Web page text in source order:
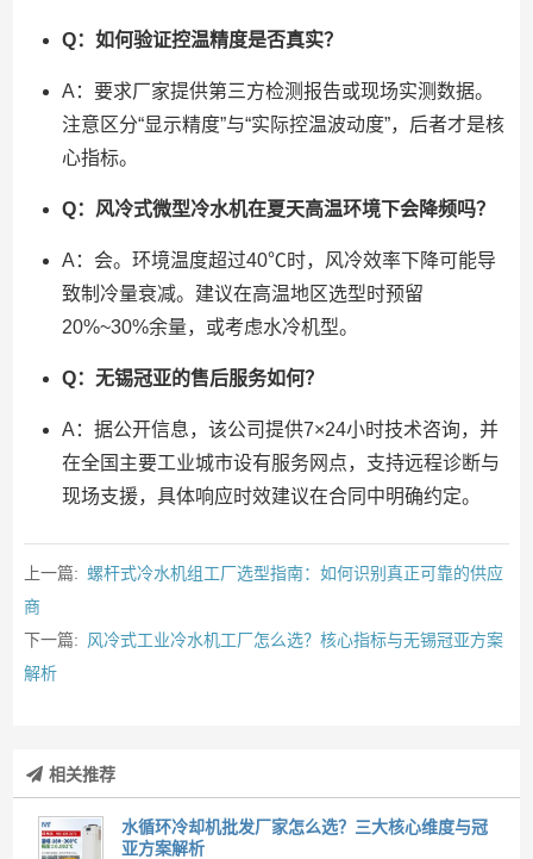
Q：如何验证控温精度是否真实？
A：要求厂家提供第三方检测报告或现场实测数据。
注意区分“显示精度”与“实际控温波动度”，后者才是核
心指标。
Q：风冷式微型冷水机在夏天高温环境下会降频吗？
A：会。环境温度超过40℃时，风冷效率下降可能导
致制冷量衰减。建议在高温地区选型时预留
20%~30%余量，或考虑水冷机型。
Q：无锡冠亚的售后服务如何？
A：据公开信息，该公司提供7×24小时技术咨询，并
在全国主要工业城市设有服务网点，支持远程诊断与
现场支援，具体响应时效建议在合同中明确约定。
上一篇: 螺杆式冷水机组工厂选型指南：如何识别真正可靠的供应
商
下一篇: 风冷式工业冷水机工厂怎么选？核心指标与无锡冠亚方案
解析
相关推荐
水循环冷却机批发厂家怎么选？三大核心维度与冠
亚方案解析